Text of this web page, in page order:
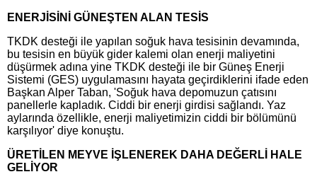
ENERJİSİNİ GÜNEŞTEN ALAN TESİS
TKDK desteği ile yapılan soğuk hava tesisinin devamında,
bu tesisin en büyük gider kalemi olan enerji maliyetini
düşürmek adına yine TKDK desteği ile bir Güneş Enerji
Sistemi (GES) uygulamasını hayata geçirdiklerini ifade eden
Başkan Alper Taban, 'Soğuk hava depomuzun çatısını
panellerle kapladık. Ciddi bir enerji girdisi sağlandı. Yaz
aylarında özellikle, enerji maliyetimizin ciddi bir bölümünü
karşılıyor' diye konuştu.
ÜRETİLEN MEYVE İŞLENEREK DAHA DEĞERLİ HALE
GELİYOR